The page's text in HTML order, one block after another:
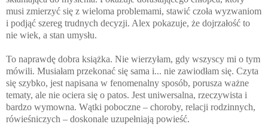
musi zmierzyć się z wieloma problemami, stawić czoła wyzwaniom
i podjąć szereg trudnych decyzji. Alex pokazuje, że dojrzałość to
nie wiek, a stan umysłu.
To naprawdę dobra książka. Nie wierzyłam, gdy wszyscy mi o tym
mówili. Musiałam przekonać się sama i... nie zawiodłam się. Czyta
się szybko, jest napisana w fenomenalny sposób, porusza ważne
tematy, ale nie ociera się o patos. Jest uniwersalna, rzeczywista i
bardzo wymowna. Wątki poboczne – choroby, relacji rodzinnych,
rówieśniczych – doskonale uzupełniają powieść.